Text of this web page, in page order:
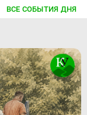
ВСЕ СОБЫТИЯ ДНЯ